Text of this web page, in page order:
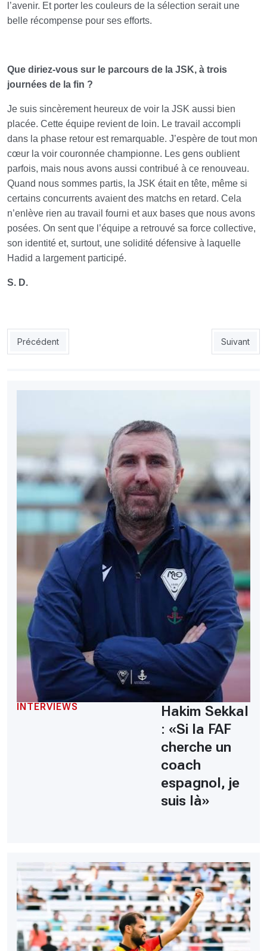
l’avenir. Et porter les couleurs de la sélection serait une
belle récompense pour ses efforts.
Que diriez-vous sur le parcours de la JSK, à trois
journées de la fin ?
Je suis sincèrement heureux de voir la JSK aussi bien
placée. Cette équipe revient de loin. Le travail accompli
dans la phase retour est remarquable. J’espère de tout mon
cœur la voir couronnée championne. Les gens oublient
parfois, mais nous avons aussi contribué à ce renouveau.
Quand nous sommes partis, la JSK était en tête, même si
certains concurrents avaient des matchs en retard. Cela
n’enlève rien au travail fourni et aux bases que nous avons
posées. On sent que l’équipe a retrouvé sa force collective,
son identité et, surtout, une solidité défensive à laquelle
Hadid a largement participé.
S. D.
Article précédent : Mourad Boukellal : «Dans 2 ou 3 saisons la
Précédent Article
Suivant
INTERVIEWS
Hakim Sekkal
: «Si la FAF
cherche un
coach
espagnol, je
suis là»